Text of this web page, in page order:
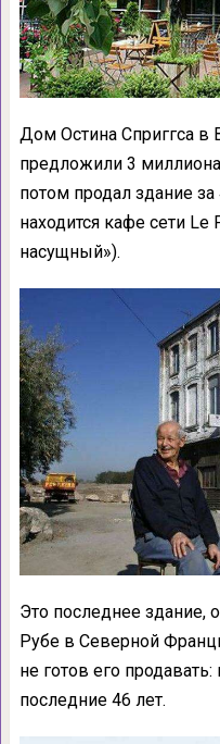
Дом Остина Сприггса в
предложили 3
потом продал здание
находится кафе сети Le
насущный»).
Это последнее здание,
Рубе в Северной
не готов его
последние 46 лет.